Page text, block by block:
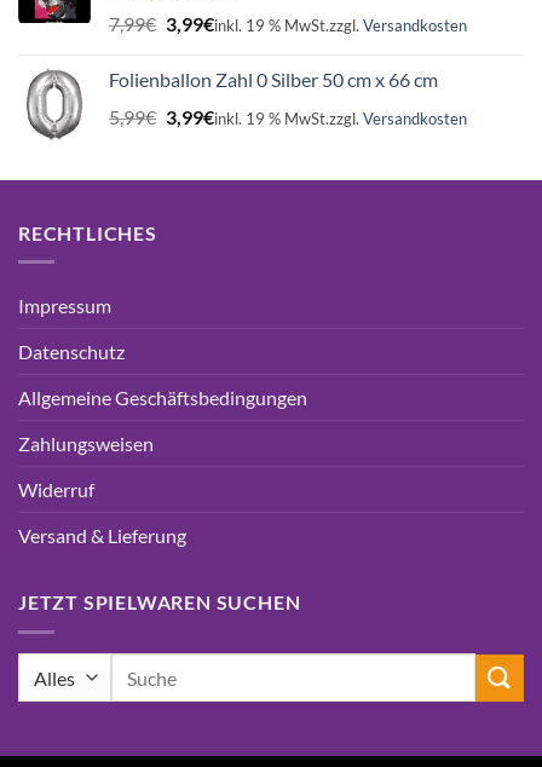
7,99€ Ursprünglicher
Preis
7,99€
3,99€Aktueller
3,99€.
inkl. 19 % MwSt.zzgl. Versandkosten
Folienballon Zahl 0 Silber 50 cm x 66 cm
5,99€ Ursprünglicher
Preis
5,99€
3,99€Aktueller
3,99€.
inkl. 19 % MwSt.zzgl. Versandkosten
RECHTLICHES
Impressum
Datenschutz
Allgemeine Geschäftsbedingungen
Zahlungsweisen
Widerruf
Versand & Lieferung
JETZT SPIELWAREN SUCHEN